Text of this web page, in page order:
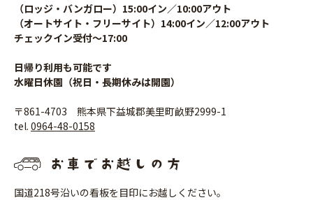
（ロッジ・バンガロー）15:00イン／10:00アウト
（オートサイト・フリーサイト）14:00イン／12:00アウト
チェックイン受付〜17:00
日帰り利用も可能です
水曜日休園（祝日・長期休みは開園）
〒861-4703 熊本県下益城郡美里町畝野2999-1
tel. 0964-48-0158
国道218号沿いの看板を目印にお越しください。